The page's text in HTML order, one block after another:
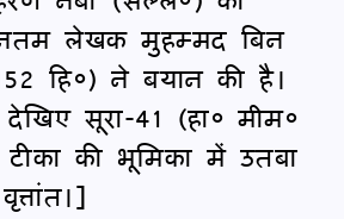
लेखक मुहम्मद बिन
हि०) ने बयान की है।
सूरा-41 (हा० मीम०
की भूमिका में उतबा